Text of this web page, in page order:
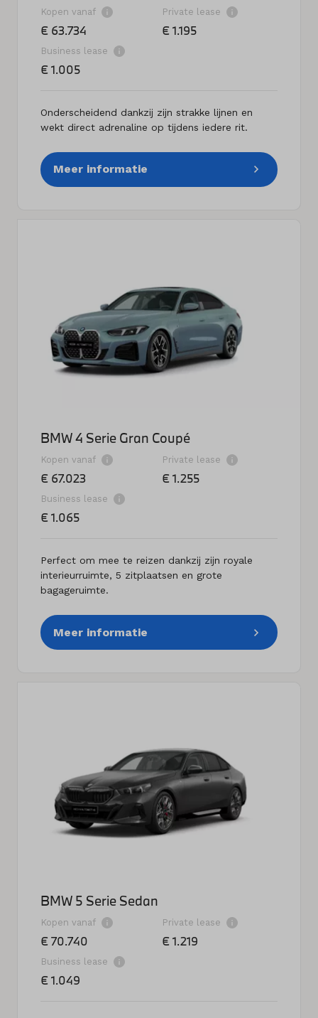
Kopen vanaf
€ 63.734
Private lease
€ 1.195
Business lease
€ 1.005
Onderscheidend dankzij zijn strakke lijnen en
wekt direct adrenaline op tijdens iedere rit.
Meer informatie
BMW 4 Serie Gran Coupé
Kopen vanaf
€ 67.023
Private lease
€ 1.255
Business lease
€ 1.065
Perfect om mee te reizen dankzij zijn royale
interieurruimte, 5 zitplaatsen en grote
bagageruimte.
Meer informatie
BMW 5 Serie Sedan
Kopen vanaf
€ 70.740
Private lease
€ 1.219
Business lease
€ 1.049